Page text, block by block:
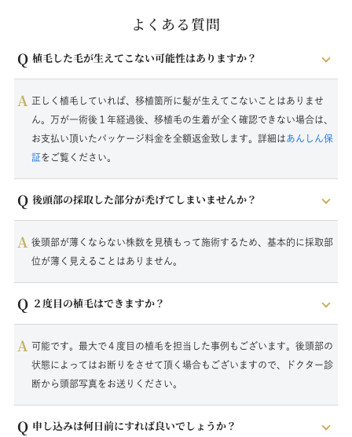
よくある質問
Q 植毛した毛が生えてこない可能性はありますか？
A 正しく植毛していれば、移植箇所に髪が生えてこないことはありませ
ん。万が一術後１年経過後、移植毛の生着が全く確認できない場合は、
お支払い頂いたパッケージ料金を全額返金致します。詳細はあんしん保
証をご覧ください。
Q 後頭部の採取した部分が禿げてしまいませんか？
A 後頭部が薄くならない株数を見積もって施術するため、基本的に採取部
位が薄く見えることはありません。
Q ２度目の植毛はできますか？
A 可能です。最大で４度目の植毛を担当した事例もございます。後頭部の
状態によってはお断りをさせて頂く場合もございますので、ドクター診
断から頭部写真をお送りください。
Q 申し込みは何日前にすれば良いでしょうか？